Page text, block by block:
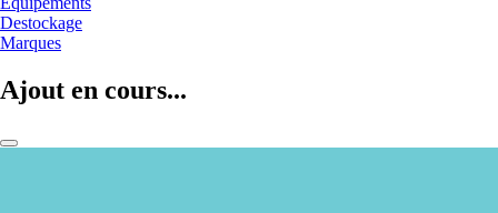
Destockage
Marques
Ajout en cours...